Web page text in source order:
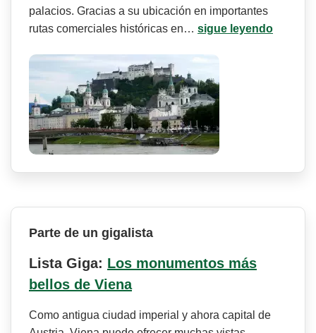
palacios. Gracias a su ubicación en importantes
rutas comerciales históricas en… sigue leyendo
Parte de un gigalista
Lista Giga: Los monumentos más
bellos de Viena
Como antigua ciudad imperial y ahora capital de